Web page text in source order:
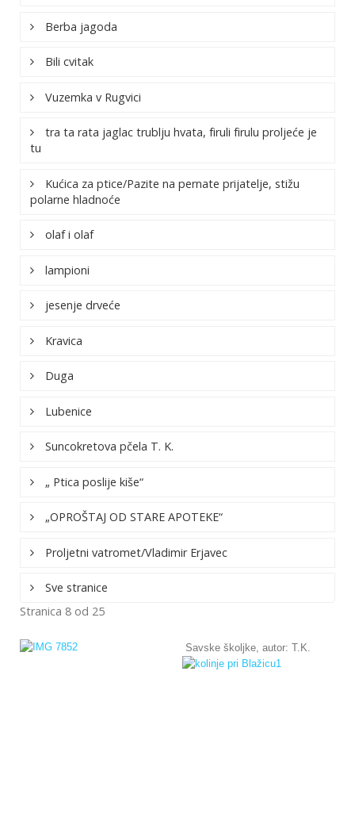
Berba jagoda
Bili cvitak
Vuzemka v Rugvici
tra ta rata jaglac trublju hvata, firuli firulu proljeće je
tu
Kućica za ptice/Pazite na pernate prijatelje, stižu
polarne hladnoće
olaf i olaf
lampioni
jesenje drveće
Kravica
Duga
Lubenice
Suncokretova pčela T. K.
„ Ptica poslije kiše“
„OPROŠTAJ OD STARE APOTEKE“
Proljetni vatromet/Vladimir Erjavec
Sve stranice
Stranica 8 od 25
Savske školjke, autor: T.K.